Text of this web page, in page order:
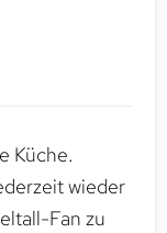
Küche.
wieder
Fan zu